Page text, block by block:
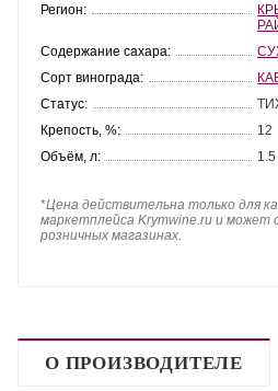
Регион:
Содержание сахара:
Сорт винограда:
Статус:
Крепость, %:
12
Объём, л:
1.5
*Цена действительна только для
маркетплейса Krymwine.ru и может
розничных магазинах.
О ПРОИЗВОДИТЕЛЕ